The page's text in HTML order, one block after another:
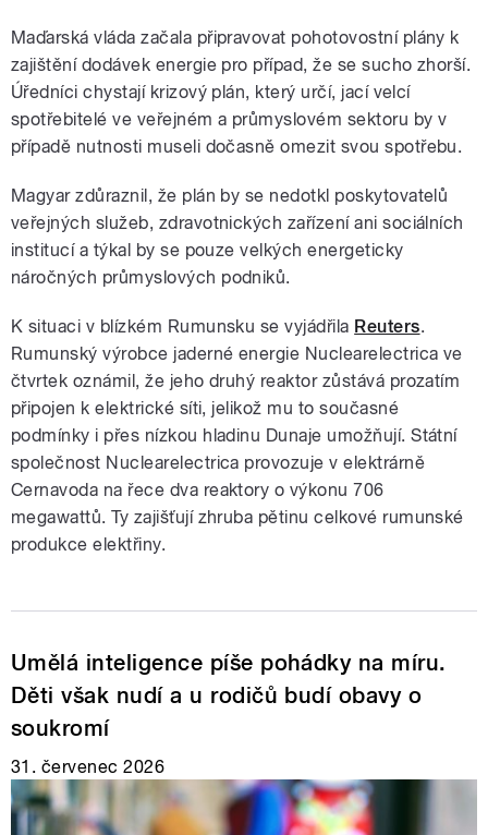
Maďarská vláda začala připravovat pohotovostní plány k
zajištění dodávek energie pro případ, že se sucho zhorší.
Úředníci chystají krizový plán, který určí, jací velcí
spotřebitelé ve veřejném a průmyslovém sektoru by v
případě nutnosti museli dočasně omezit svou spotřebu.
Magyar zdůraznil, že plán by se nedotkl poskytovatelů
veřejných služeb, zdravotnických zařízení ani sociálních
institucí a týkal by se pouze velkých energeticky
náročných průmyslových podniků.
K situaci v blízkém Rumunsku se vyjádřila Reuters.
Rumunský výrobce jaderné energie Nuclearelectrica ve
čtvrtek oznámil, že jeho druhý reaktor zůstává prozatím
připojen k elektrické síti, jelikož mu to současné
podmínky i přes nízkou hladinu Dunaje umožňují. Státní
společnost Nuclearelectrica provozuje v elektrárně
Cernavoda na řece dva reaktory o výkonu 706
megawattů. Ty zajišťují zhruba pětinu celkové rumunské
produkce elektřiny.
Umělá inteligence píše pohádky na míru.
Děti však nudí a u rodičů budí obavy o
soukromí
31. červenec 2026